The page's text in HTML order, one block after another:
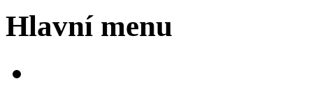
Hlavní menu